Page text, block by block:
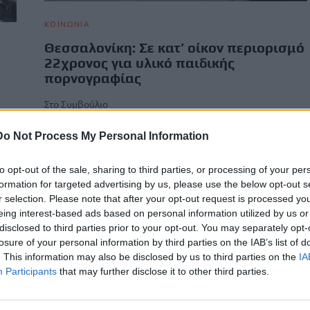
Not Process My Personal Information
opt-out of the sale, sharing to third parties, or processing of your
for targeted advertising by us, please use the below opt-out
selection. Please note that after your opt-out request is processed
interest-based ads based on personal information utilized by us
to third parties prior to your opt-out. You may separately
of your personal information by third parties on the IAB’s list of
This information may also be disclosed by us to third parties on the
Participants that may further disclose it to other third parties.
ΚΟΙΝΩΝΙΑ
Θεσσαλονίκη: Σε κατ’ οίκον περιορισμό
22χρονος για υλικό παιδικής
πορνογραφίας
Στο Συμβούλιο
22χρονου, μετά τη διαφωνία που προέκυψε μεταξύ
Newsroom 5 Μαρτίου, 2026